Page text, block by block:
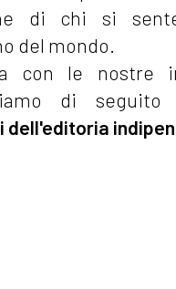
di chi si
del mondo.
con le nostre
di seguito
dell'editoria